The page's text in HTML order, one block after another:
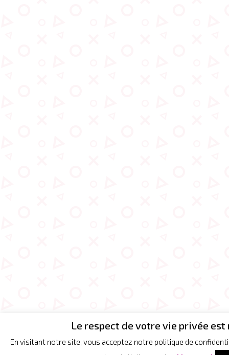
Le respect de votre vie privée
En visitant notre site, vous acceptez notre politique de